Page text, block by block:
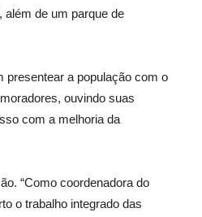
além de um parque de
presentear a população com o
ouvindo suas
com a melhoria da
“Como coordenadora do
o trabalho integrado das